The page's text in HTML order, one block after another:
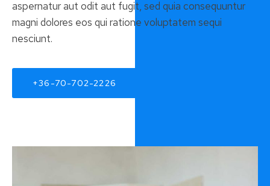
aspernatur aut odit aut fugit, sed quia consequuntur
magni dolores eos qui ratione voluptatem sequi
nesciunt.
+36-70-702-2226